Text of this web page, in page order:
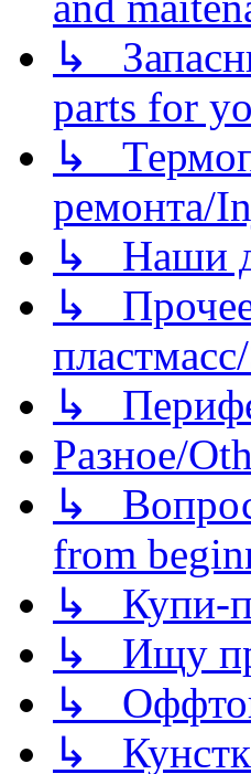
↳
parts for
↳
ремонта/
↳ Наши
↳ Прочее
↳
Разное/
↳
from
↳ Купи-
↳ Ищу
↳
↳